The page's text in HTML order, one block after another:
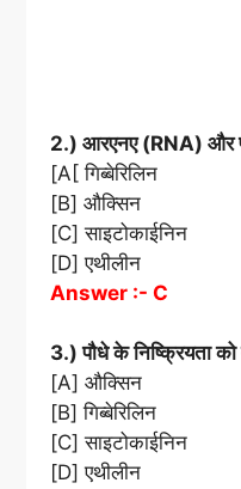
2.) आरएनए (RNA) और
[A[ गिब्बेरिलिन
[B] औक्सिन
[C] साइटोकाईनिन
[D] एथीलीन
Answer :- C
3.) पौधे के निष्क्रियता
[A] औक्सिन
[B] गिब्बेरिलिन
[C] साइटोकाईनिन
[D] एथीलीन